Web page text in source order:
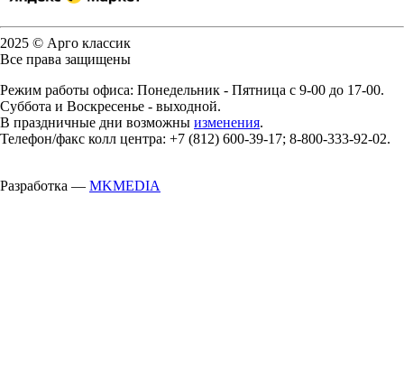
2025 © Арго классик
Все права защищены
Режим работы офиса: Понедельник - Пятница с 9-00 до 17-00.
Суббота и Воскресенье - выходной.
В праздничные дни возможны изменения.
Телефон/факс колл центра: +7 (812) 600-39-17; 8-800-333-92-02.
Разработка — MKMEDIA